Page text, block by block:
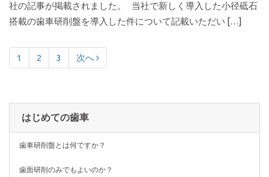
社の記事が掲載されました。 当社で新しく導入した小径砥石
搭載の歯車研削盤を導入した件について記載いただい […]
1 2 3 次へ
はじめての歯車
歯車研削盤とは何ですか？
歯面研削のみでもよいのか？